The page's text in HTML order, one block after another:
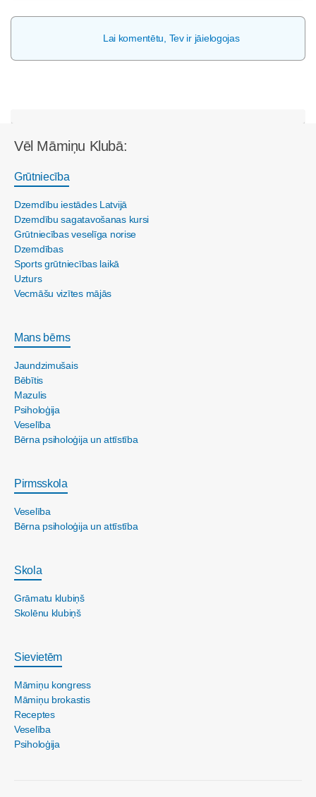
Lai komentētu, Tev ir jāielogojas
Vēl Māmiņu Klubā:
Grūtniecība
Dzemdību iestādes Latvijā
Dzemdību sagatavošanas kursi
Grūtniecības veselīga norise
Dzemdības
Sports grūtniecības laikā
Uzturs
Vecmāšu vizītes mājās
Mans bērns
Jaundzimušais
Bēbītis
Mazulis
Psiholoģija
Veselība
Bērna psiholoģija un attīstība
Pirmsskola
Veselība
Bērna psiholoģija un attīstība
Skola
Grāmatu klubiņš
Skolēnu klubiņš
Sievietēm
Māmiņu kongress
Māmiņu brokastis
Receptes
Veselība
Psiholoģija